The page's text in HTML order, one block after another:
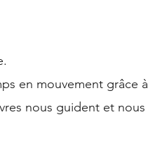
en mouvement grâce à
nous guident et nous